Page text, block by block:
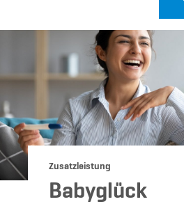
Kategorie:
Zusatzleistung
Babyglück